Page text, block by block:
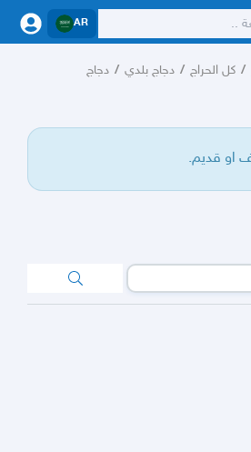
AR
/ كل الحراج / دجاج بلدي / دجاج
او قديم.